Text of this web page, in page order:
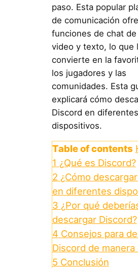
paso. Esta popular
de comunicación
funciones de chat de
video y texto, lo que
convierte en la
los jugadores y las
comunidades. Esta
explicará cómo
Discord en diferentes
dispositivos.
Table of contents
1 ¿Qué es Discord?
2 ¿Cómo
en diferentes
3 ¿Por qué
descargar Discord?
4 Consejos para
Discord de
5 Conclusión